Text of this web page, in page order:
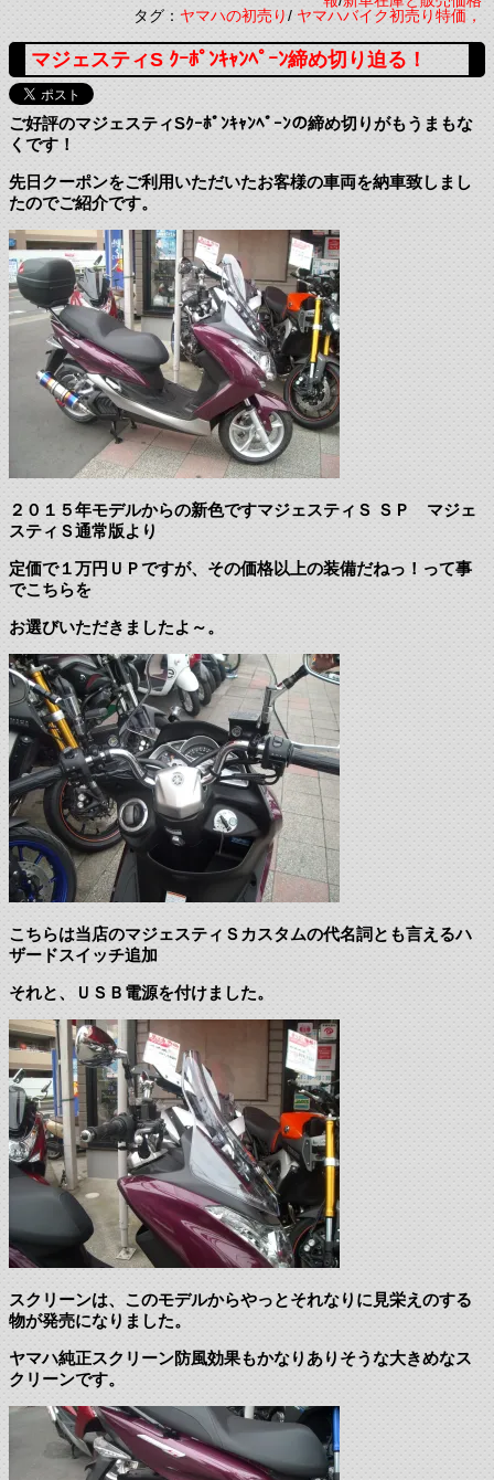
タグ：ヤマハの初売り/ヤマハバイク初売り特価，
マジェスティS ｸｰﾎﾟﾝｷｬﾝﾍﾟｰﾝ締め切り迫る！
ご好評のマジェスティSｸｰﾎﾟﾝｷｬﾝﾍﾟｰﾝの締め切りがもうまもな
くです！
先日クーポンをご利用いただいたお客様の車両を納車致しまし
たのでご紹介です。
２０１５年モデルからの新色ですマジェスティＳ ＳＰ マジェ
スティＳ通常版より
定価で１万円ＵＰですが、その価格以上の装備だねっ！って事
でこちらを
お選びいただきましたよ～。
こちらは当店のマジェスティＳカスタムの代名詞とも言えるハ
ザードスイッチ追加
それと、ＵＳＢ電源を付けました。
スクリーンは、このモデルからやっとそれなりに見栄えのする
物が発売になりました。
ヤマハ純正スクリーン防風効果もかなりありそうな大きめなス
クリーンです。